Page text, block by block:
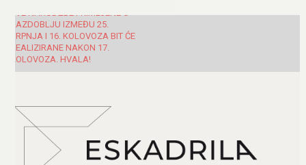
SVE NARUDŽBE PRIMLJENE U
RAZDOBLJU IZMEĐU 25.
SRPNJA I 16. KOLOVOZA BIT ĆE
REALIZIRANE NAKON 17.
KOLOVOZA. HVALA!